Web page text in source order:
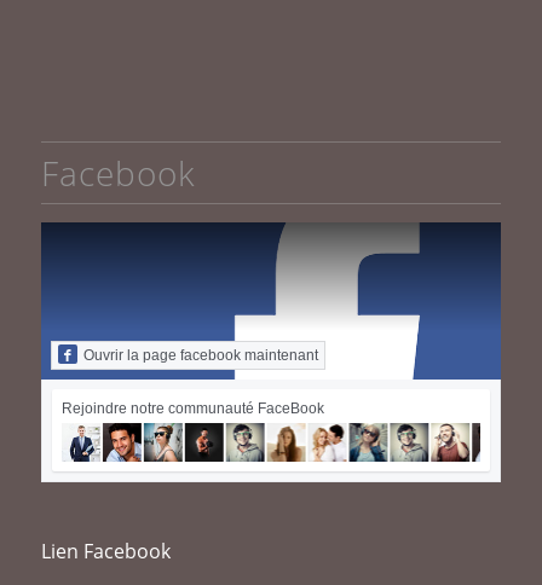
Facebook
Ouvrir la page facebook maintenant
Rejoindre notre communauté FaceBook
Lien Facebook